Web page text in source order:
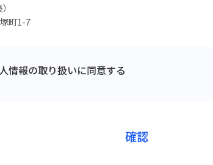
町1-7
情報の取り扱いに同意する